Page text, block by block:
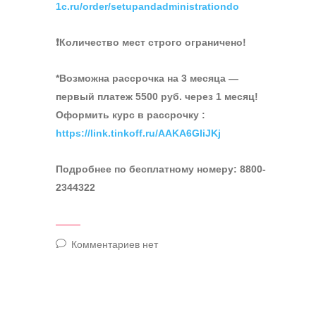
1c.ru/order/setupandadministrationdo
❗Количество мест строго ограничено!
*Возможна рассрочка на 3 месяца —
первый платеж 5500 руб. через 1 месяц!
Оформить курс в рассрочку :
https://link.tinkoff.ru/AAKA6GIiJKj
Подробнее по бесплатному номеру: 8800-
2344322
Комментариев нет